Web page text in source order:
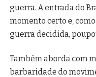
guerra. A entrada do
momento certo e,
guerra decidida,
Também aborda com
barbaridade do